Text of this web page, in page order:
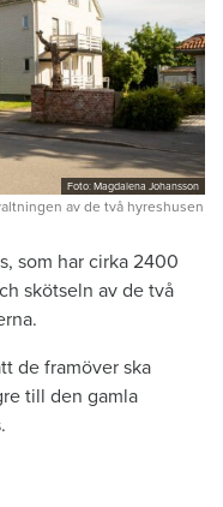
Foto: Magdalena Johansson
av de två hyreshusen
som har cirka 2400
skötseln av de två
de framöver ska
till den gamla